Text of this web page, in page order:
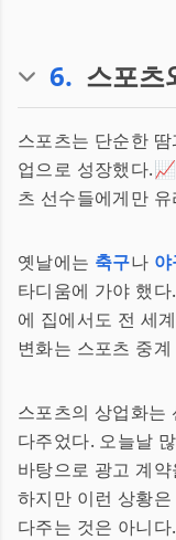
6. 스포츠
스포츠는 단순한
업으로 성장했다
츠 선수들에게만
옛날에는 축구나
타디움에 가야 했
에 집에서도 전 세
변화는 스포츠 중
스포츠의 상업화는
다주었다. 오늘날
바탕으로 광고 계
하지만 이런 상황은
다주는 것은 아니